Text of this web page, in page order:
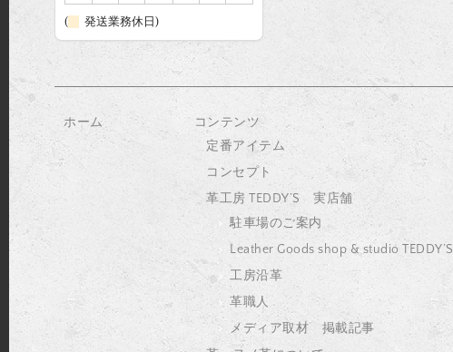
( 発送業務休日)
ホーム
コンテンツ
定番アイテム
コンセプト
革工房 TEDDY’S 実店舗
駐車場のご案内
Leather Goods shop & studio TEDDY’S
工房沿革
革職人
メディア取材 掲載記事